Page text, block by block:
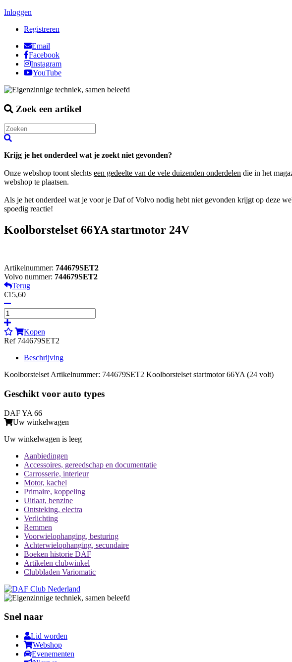
Inloggen
Registreren
Email
Facebook
Instagram
YouTube
Zoek een artikel
Krijg je het onderdeel wat je zoekt niet gevonden?
Onze webshop toont slechts een gedeelte van de vele duizenden onderdelen die in het
webshop te plaatsen.
Als je het onderdeel wat je voor je Daf of Volvo nodig hebt niet gevonden krijgt op deze
spoedig reactie!
Koolborstelset 66YA startmotor 24V
Artikelnummer: 744679SET2
Volvo nummer: 744679SET2
Terug
€15,60
Kopen
Ref 744679SET2
Beschrijving
Koolborstelset Artikelnummer: 744679SET2 Koolborstelset startmotor 66YA (24 volt)
Geschikt voor auto types
DAF YA 66
Uw winkelwagen
Uw winkelwagen is leeg
Aanbiedingen
Accessoires, gereedschap en documentatie
Carrosserie, interieur
Motor, kachel
Primaire, koppeling
Uitlaat, benzine
Ontsteking, electra
Verlichting
Remmen
Voorwielophanging, besturing
Achterwielophanging, secundaire
Boeken historie DAF
Artikelen clubwinkel
Clubbladen Variomatic
Snel naar
Lid worden
Webshop
Evenementen